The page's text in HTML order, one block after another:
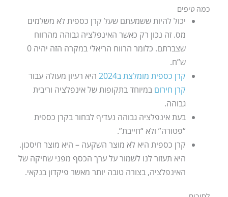
כמה טיפים
יכול להיות ששמעתם שעל קרן כספית לא משלמים
מס. זה נכון רק כאשר האינפלציה גבוהה מהרווח
שצברתם. כלומר הרווח הריאלי במקרה הזה יהיה 0
ש”ח.
קרן כספית מומלצת ב2024
היא רעיון מעולה עבור
קרן חירום במיוחד בתקופות של אינפלציה וריבית
גבוהה.
בעת אינפלציה גבוהה נעדיף לבחור בקרן כספית
“פטורה” ולא “חייבת”.
קרן כספית היא לא מוצר השקעה – היא מוצר חיסכון.
היא תעזור לנו לשמור על ערך הכסף מפני שחיקה של
האינפלציה, בצורה טובה יותר מאשר פיקדון בנקאי.